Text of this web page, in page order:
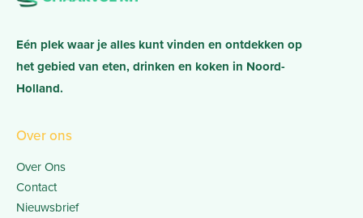
Eén plek waar je alles kunt vinden en ontdekken op
het gebied van eten, drinken en koken in Noord-
Holland.
Over ons
Over Ons
Contact
Nieuwsbrief